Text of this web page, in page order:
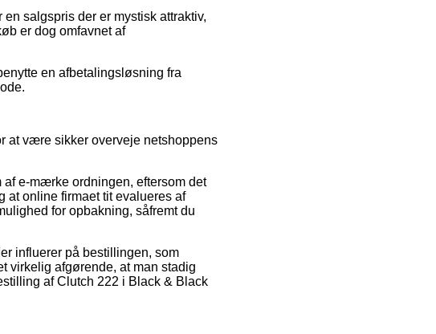
salgspris der er mystisk attraktiv,
er dog omfavnet af
en afbetalingsløsning fra
at være sikker overveje netshoppens
e-mærke ordningen, eftersom det
at online firmaet tit evalueres af
for opbakning, såfremt du
influerer på bestillingen, som
virkelig afgørende, at man stadig
af Clutch 222 i Black & Black